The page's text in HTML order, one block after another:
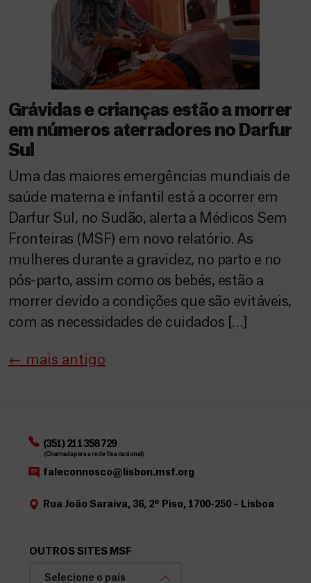
Grávidas e crianças estão a morrer
em números aterradores no Darfur
Sul
Uma das maiores emergências mundiais de
saúde materna e infantil está a ocorrer em
Darfur Sul, no Sudão, alerta a Médicos Sem
Fronteiras (MSF) em novo relatório. As
mulheres durante a gravidez, no parto e no
pós-parto, assim como os bebés, estão a
morrer devido a condições que são evitáveis,
com as necessidades de cuidados […]
← mais antigo
(351) 211 358 729
(Chamada para a rede fixa nacional)
faleconnosco@lisbon.msf.org
Rua João Saraiva, 36, 2º Piso, 1700-250 – Lisboa
OUTROS SITES MSF
Selecione o país